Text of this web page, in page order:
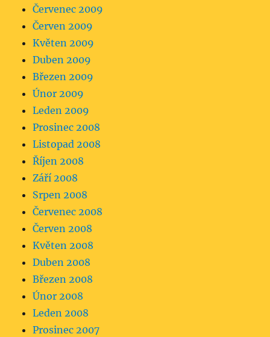
Červenec 2009
Červen 2009
Květen 2009
Duben 2009
Březen 2009
Únor 2009
Leden 2009
Prosinec 2008
Listopad 2008
Říjen 2008
Září 2008
Srpen 2008
Červenec 2008
Červen 2008
Květen 2008
Duben 2008
Březen 2008
Únor 2008
Leden 2008
Prosinec 2007